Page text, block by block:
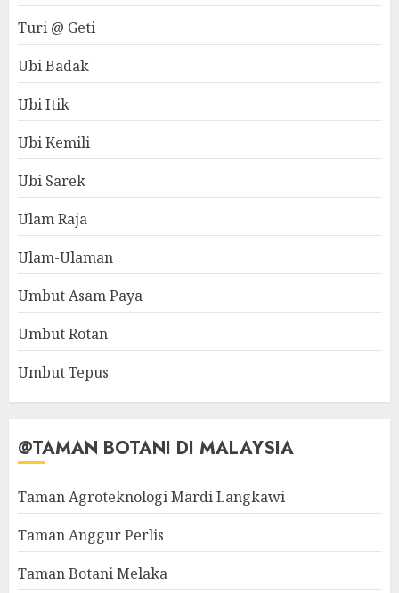
Turi @ Geti
Ubi Badak
Ubi Itik
Ubi Kemili
Ubi Sarek
Ulam Raja
Ulam-Ulaman
Umbut Asam Paya
Umbut Rotan
Umbut Tepus
@TAMAN BOTANI DI MALAYSIA
Taman Agroteknologi Mardi Langkawi
Taman Anggur Perlis
Taman Botani Melaka